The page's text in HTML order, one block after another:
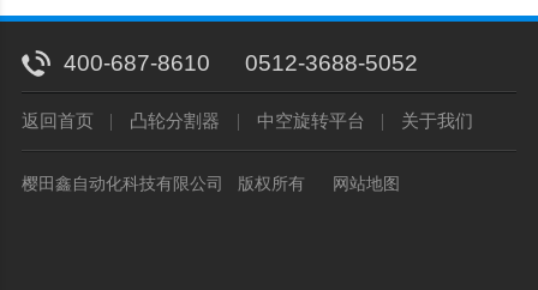
400-687-8610 0512-3688-5052
返回首页 凸轮分割器 中空旋转平台 关于我们
樱田鑫自动化科技有限公司 版权所有 网站地图